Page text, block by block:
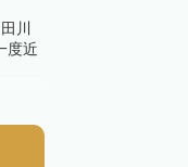
川
度近
。